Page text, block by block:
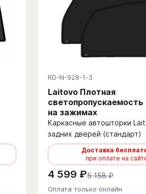
RD-N-928-1-3
Laitovo Плотная
светопропускаемость
на зажимах
Каркасные автошторки
задних дверей (стандарт)
Доставка
при оплате на
4 599 ₽5 158 ₽
Оплата только онлайн